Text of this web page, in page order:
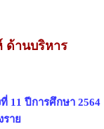
ด้านบริหาร
11 ปีการศึกษา 2564
ราย